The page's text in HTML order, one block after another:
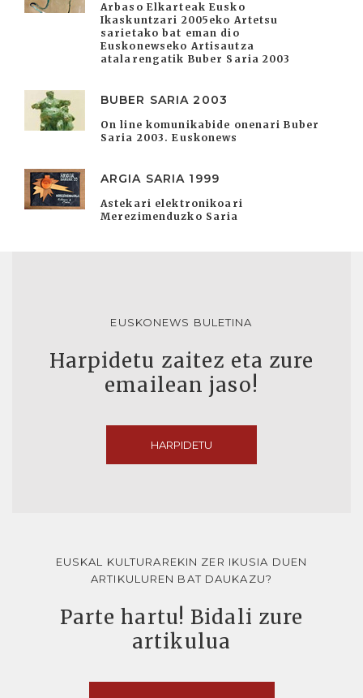
Arbaso Elkarteak Eusko
Ikaskuntzari 2005eko Artetsu
sarietako bat eman dio
Euskonewseko Artisautza
atalarengatik Buber Saria 2003
BUBER SARIA 2003
On line komunikabide onenari Buber
Saria 2003. Euskonews
ARGIA SARIA 1999
Astekari elektronikoari
Merezimenduzko Saria
EUSKONEWS BULETINA
Harpidetu zaitez eta zure
emailean jaso!
HARPIDETU
EUSKAL KULTURAREKIN ZER IKUSIA DUEN
ARTIKULUREN BAT DAUKAZU?
Parte hartu! Bidali zure
artikulua